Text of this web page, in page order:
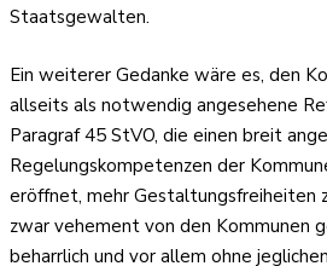
Staatsgewalten.
Ein weiterer Gedanke wäre es, den
allseits als notwendig angesehene
Paragraf 45 StVO, die einen breit
Regelungskompetenzen der
eröffnet, mehr Gestaltungsfreiheiten
zwar vehement von den Kommunen
beharrlich und vor allem ohne